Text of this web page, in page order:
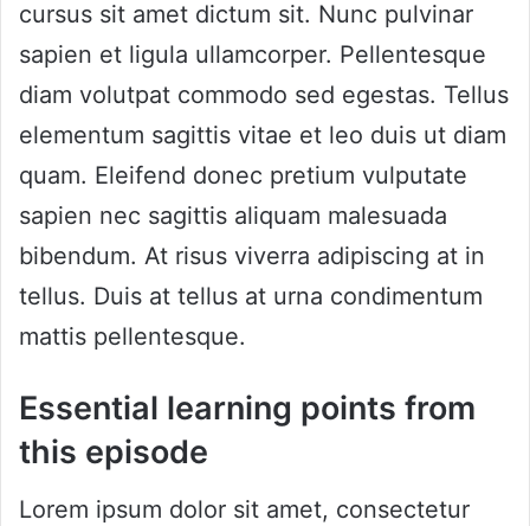
cursus sit amet dictum sit. Nunc pulvinar
sapien et ligula ullamcorper. Pellentesque
diam volutpat commodo sed egestas. Tellus
elementum sagittis vitae et leo duis ut diam
quam. Eleifend donec pretium vulputate
sapien nec sagittis aliquam malesuada
bibendum. At risus viverra adipiscing at in
tellus. Duis at tellus at urna condimentum
mattis pellentesque.
Essential learning points from
this episode
Lorem ipsum dolor sit amet, consectetur